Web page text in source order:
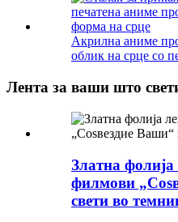
Акрилна аниме
облик на срце со
Лента за ваши што
Златна
филмови
свети во